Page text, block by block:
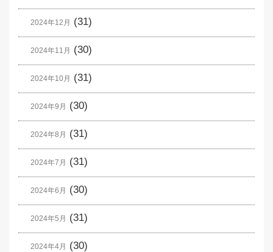
2024年12月 (31)
2024年11月 (30)
2024年10月 (31)
2024年9月 (30)
2024年8月 (31)
2024年7月 (31)
2024年6月 (30)
2024年5月 (31)
2024年4月 (30)